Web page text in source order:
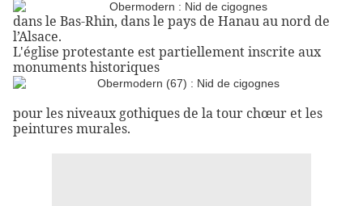
dans le Bas-Rhin, dans le pays de Hanau au nord de
l’Alsace.
L'église protestante est partiellement inscrite aux
monuments historiques
pour les niveaux gothiques de la tour chœur et les
peintures murales.